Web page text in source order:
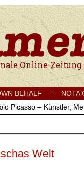
für Frieden,
BEHALF –
NOTA
Picasso – Künstler,
Welt